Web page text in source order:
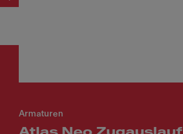
Armaturen